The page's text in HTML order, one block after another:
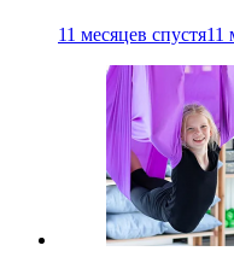
11 месяцев спустя11